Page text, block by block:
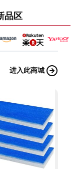
品区
进入此商城